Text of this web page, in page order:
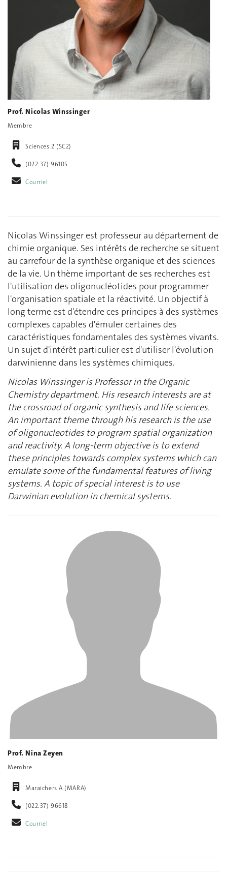
Prof. Nicolas Winssinger
Membre
Sciences 2 (SC2)
(022.37) 96105
Courriel
Nicolas Winssinger est professeur au département de
chimie organique. Ses intérêts de recherche se situent
au carrefour de la synthèse organique et des sciences
de la vie. Un thème important de ses recherches est
l'utilisation des oligonucléotides pour programmer
l'organisation spatiale et la réactivité. Un objectif à
long terme est d'étendre ces principes à des systèmes
complexes capables d'émuler certaines des
caractéristiques fondamentales des systèmes vivants.
Un sujet d'intérêt particulier est d'utiliser l'évolution
darwinienne dans les systèmes chimiques.
Nicolas Winssinger is Professor in the Organic
Chemistry department. His research interests are at
the crossroad of organic synthesis and life sciences.
An important theme through his research is the use
of oligonucleotides to program spatial organization
and reactivity. A long-term objective is to extend
these principles towards complex systems which can
emulate some of the fundamental features of living
systems. A topic of special interest is to use
Darwinian evolution in chemical systems.
Prof. Nina Zeyen
Membre
Maraichers A (MARA)
(022.37) 96618
Courriel